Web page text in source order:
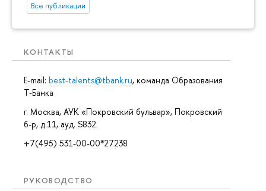
Все публикации
КОНТАКТЫ
E-mail: best-talents@tbank.ru, команда Образования
Т-Банка
г. Москва, АУК «Покровский бульвар», Покровский
б-р, д.11, ауд. S832
+7(495) 531-00-00*27238
РУКОВОДСТВО